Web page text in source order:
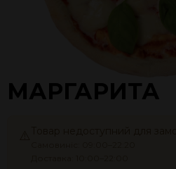
МАРГАРИТА